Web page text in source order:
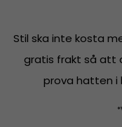
Stil ska inte kosta
gratis frakt så att
prova hatten i